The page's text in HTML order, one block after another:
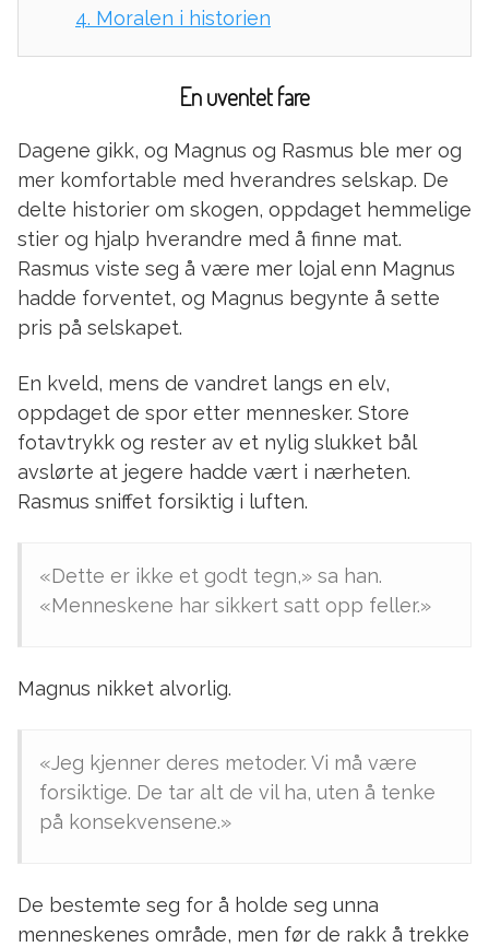
4. Moralen i historien
En uventet fare
Dagene gikk, og Magnus og Rasmus ble mer og
mer komfortable med hverandres selskap. De
delte historier om skogen, oppdaget hemmelige
stier og hjalp hverandre med å finne mat.
Rasmus viste seg å være mer lojal enn Magnus
hadde forventet, og Magnus begynte å sette
pris på selskapet.
En kveld, mens de vandret langs en elv,
oppdaget de spor etter mennesker. Store
fotavtrykk og rester av et nylig slukket bål
avslørte at jegere hadde vært i nærheten.
Rasmus sniffet forsiktig i luften.
«Dette er ikke et godt tegn,» sa han.
«Menneskene har sikkert satt opp feller.»
Magnus nikket alvorlig.
«Jeg kjenner deres metoder. Vi må være
forsiktige. De tar alt de vil ha, uten å tenke
på konsekvensene.»
De bestemte seg for å holde seg unna
menneskenes område, men før de rakk å trekke